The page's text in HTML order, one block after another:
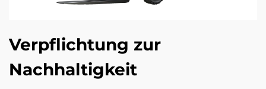
Verpflichtung zur
Nachhaltigkeit